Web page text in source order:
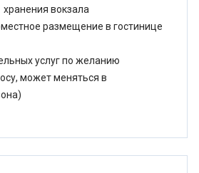
вокзала
размещение в гостинице
услуг по желанию
может меняться в